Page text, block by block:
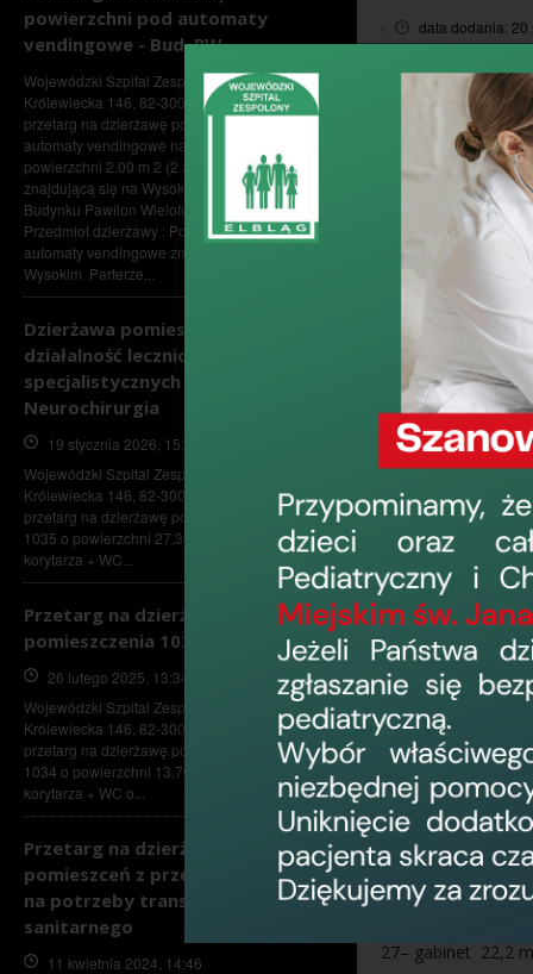
powierzchni pod automaty
vendingowe - Bud. PW
Wojewódzki Szpital Zespolony w Elblągu, ul.
Królewiecka 146, 82-300 Elbląg ogłasza
przetarg na dzierżawę powierzchni pod
automaty vendingowe na terenie Szpitala o
powierzchni 2,00 m 2 (2 automaty)
znajdującą się na Wysokim Parterze
Budynku Pawilon Wielofunkcyjny. I.
Przedmiot dzierżawy : Powierzchnia pod
automaty vendingowe znajduje się na
Wysokim Parterze...
Dzierżawa pomieszczeń -
działalność lecznicza w zakresie
specjalistycznych porad -
Neurochirurgia
19 stycznia 2026, 15:04
Wojewódzki Szpital Zespolony w Elblągu, ul.
Królewiecka 146, 82-300 Elbląg ogłasza
przetarg na dzierżawę pomieszczenia numer
1035 o powierzchni 27,30 m 2 oraz części
korytarza + WC...
Przetarg na dzierżawę
pomieszczenia 1034
26 lutego 2025, 13:34
Wojewódzki Szpital Zespolony w Elblągu, ul.
Królewiecka 146, 82-300 Elbląg ogłasza
przetarg na dzierżawę pomieszczenia numer
1034 o powierzchni 13,70 m 2 oraz części
korytarza + WC o...
Przetarg na dzierżawę
pomieszceń z przeznaczeniem
na potrzeby transportu
sanitarnego
11 kwietnia 2024, 14:46
data dodania: 20
przeznaczonych na:
I. Przedmiot
Potencjalny
dzierżawca
Podmiot
gospodarczy
D
II. Warunki
Warunkami
złożenie oferty
załączenie
załączenie
upływem
lub
załączenie
III. Miejsce i
Oferty należy
Wojewódzki
27– gabinet 22,2